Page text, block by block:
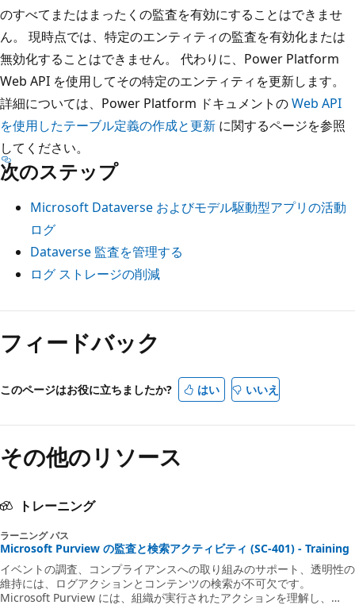
のすべてまたはまったくの監査を有効にすることはできませ
ん。 現時点では、特定のエンティティの監査を有効化または
無効化することはできません。 代わりに、Power Platform
Web API を使用してその特定のエンティティを更新します。
詳細については、Power Platform ドキュメントのWeb API
を使用したテーブル定義の作成と更新 に関するページを参照
してください。
次のステップ
Microsoft Dataverse およびモデル駆動型アプリの活動
ログ
Dataverse 監査を管理する
ログ ストレージの削減
読
取
モ
が
効
フィードバック
このページはお役に立ちましたか? はい いいえ
その他のリソース
トレーニング
ラーニング パス
Microsoft Purview の監査と検索アクティビティ (SC-401) - Training
イベントの調査、コンプライアンスへの取り組みのサポート、透明性の
維持には、ログアクションとコンテンツの検索が不可欠です。
Microsoft Purview には、組織が実行されたアクションを理解し、